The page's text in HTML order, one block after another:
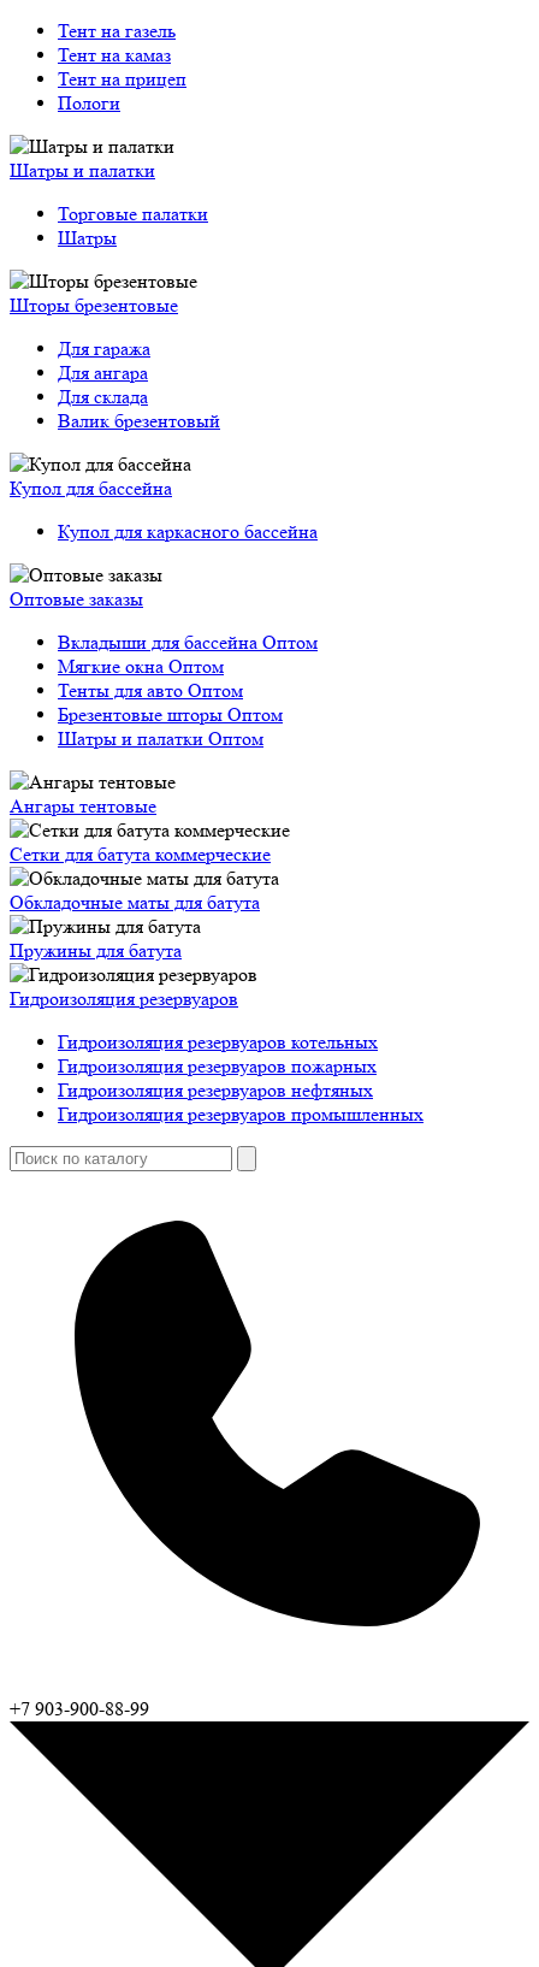
Тент на газель
Тент на камаз
Тент на прицеп
Пологи
Шатры и палатки
Торговые палатки
Шатры
Шторы брезентовые
Для гаража
Для ангара
Для склада
Валик брезентовый
Купол для бассейна
Купол для каркасного бассейна
Оптовые заказы
Вкладыши для бассейна Оптом
Мягкие окна Оптом
Тенты для авто Оптом
Брезентовые шторы Оптом
Шатры и палатки Оптом
Ангары тентовые
Сетки для батута коммерческие
Обкладочные маты для батута
Пружины для батута
Гидроизоляция резервуаров
Гидроизоляция резервуаров котельных
Гидроизоляция резервуаров пожарных
Гидроизоляция резервуаров нефтяных
Гидроизоляция резервуаров промышленных
+7 903-900-88-99